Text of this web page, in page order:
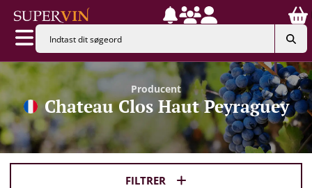
Producent
Chateau Clos Haut Peyraguey
FILTRER